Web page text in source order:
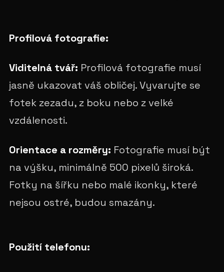
Profilová fotografie:
Viditelná tvář: Profilová fotografie musí
jasně ukazovat váš obličej. Vyvarujte se
fotek zezadu, z boku nebo z velké
vzdálenosti.
Orientace a rozměry: Fotografie musí být
na výšku, minimálně 500 pixelů široká.
Fotky na šířku nebo malé ikonky, které
nejsou ostré, budou smazány.
Použití telefonu: